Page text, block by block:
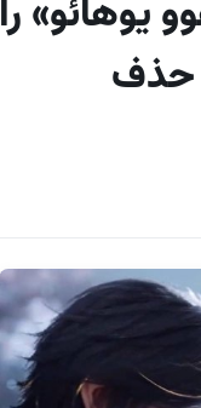
«هوو یوهائو» را
حذف